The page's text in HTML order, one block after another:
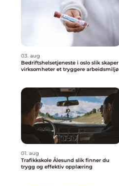
03. aug
Bedriftshelsetjeneste i oslo slik skaper
virksomheter et tryggere arbeidsmiljø
01. aug
Trafikkskole Ålesund slik finner du
trygg og effektiv opplæring